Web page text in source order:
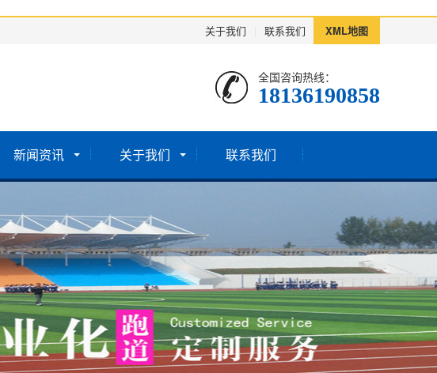
关于我们 联系我们 XML地图
全国咨询热线：
18136190858
新闻资讯 关于我们 联系我们